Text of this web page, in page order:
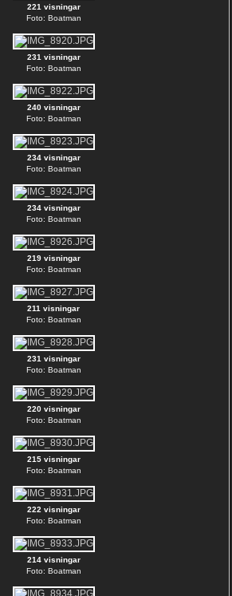
221 visningar
Foto: Boatman
231 visningar
Foto: Boatman
240 visningar
Foto: Boatman
234 visningar
Foto: Boatman
234 visningar
Foto: Boatman
219 visningar
Foto: Boatman
211 visningar
Foto: Boatman
231 visningar
Foto: Boatman
220 visningar
Foto: Boatman
215 visningar
Foto: Boatman
222 visningar
Foto: Boatman
214 visningar
Foto: Boatman